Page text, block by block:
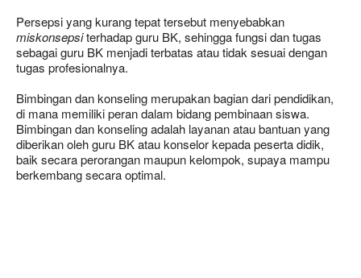
Persepsi yang kurang tepat tersebut menyebabkan
miskonsepsiterhadap guru BK, sehingga fungsi dan tugas
sebagai guru BK menjadi terbatas atau tidak sesuai dengan
tugas profesionalnya.
Bimbingan dan konseling merupakan bagian dari pendidikan,
di mana memiliki peran dalam bidang pembinaan siswa.
Bimbingan dan konseling adalah layanan atau bantuan yang
diberikan oleh guru BK atau konselor kepada peserta didik,
baik secara perorangan maupun kelompok, supaya mampu
berkembang secara optimal.